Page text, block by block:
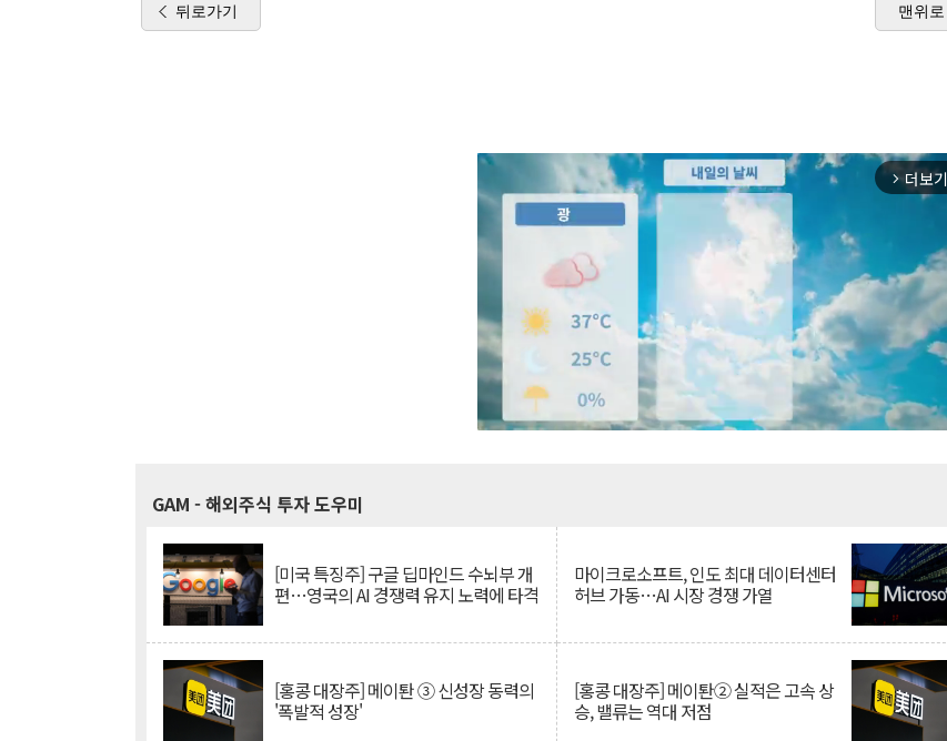
뒤로가기 맨위로
arrow_forward_ios 더보기
GAM - 해외주식 투자 도우미
[미국 특징주] 구글 딥마인드 수뇌부 개
편…영국의 AI 경쟁력 유지 노력에 타격
마이크로소프트, 인도 최대 데이터센터
허브 가동…AI 시장 경쟁 가열
[홍콩 대장주] 메이퇀 ③ 신성장 동력의
'폭발적 성장'
[홍콩 대장주] 메이퇀② 실적은 고속 상
승, 밸류는 역대 저점